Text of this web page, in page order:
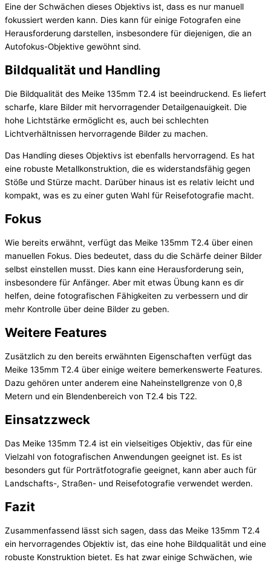
Eine der Schwächen dieses Objektivs ist, dass es nur manuell
fokussiert werden kann. Dies kann für einige Fotografen eine
Herausforderung darstellen, insbesondere für diejenigen, die an
Autofokus-Objektive gewöhnt sind.
Bildqualität und Handling
Die Bildqualität des Meike 135mm T2.4 ist beeindruckend. Es liefert
scharfe, klare Bilder mit hervorragender Detailgenauigkeit. Die
hohe Lichtstärke ermöglicht es, auch bei schlechten
Lichtverhältnissen hervorragende Bilder zu machen.
Das Handling dieses Objektivs ist ebenfalls hervorragend. Es hat
eine robuste Metallkonstruktion, die es widerstandsfähig gegen
Stöße und Stürze macht. Darüber hinaus ist es relativ leicht und
kompakt, was es zu einer guten Wahl für Reisefotografie macht.
Fokus
Wie bereits erwähnt, verfügt das Meike 135mm T2.4 über einen
manuellen Fokus. Dies bedeutet, dass du die Schärfe deiner Bilder
selbst einstellen musst. Dies kann eine Herausforderung sein,
insbesondere für Anfänger. Aber mit etwas Übung kann es dir
helfen, deine fotografischen Fähigkeiten zu verbessern und dir
mehr Kontrolle über deine Bilder zu geben.
Weitere Features
Zusätzlich zu den bereits erwähnten Eigenschaften verfügt das
Meike 135mm T2.4 über einige weitere bemerkenswerte Features.
Dazu gehören unter anderem eine Naheinstellgrenze von 0,8
Metern und ein Blendenbereich von T2.4 bis T22.
Einsatzzweck
Das Meike 135mm T2.4 ist ein vielseitiges Objektiv, das für eine
Vielzahl von fotografischen Anwendungen geeignet ist. Es ist
besonders gut für Porträtfotografie geeignet, kann aber auch für
Landschafts-, Straßen- und Reisefotografie verwendet werden.
Fazit
Zusammenfassend lässt sich sagen, dass das Meike 135mm T2.4
ein hervorragendes Objektiv ist, das eine hohe Bildqualität und eine
robuste Konstruktion bietet. Es hat zwar einige Schwächen, wie